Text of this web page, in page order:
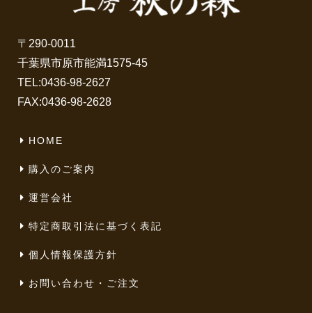
〒290-0011
千葉県市原市能満1575-45
TEL:0436-98-2627
FAX:0436-98-2628
HOME
購入のご案内
運営会社
特定商取引法に基づく表記
個人情報保護方針
お問い合わせ・ご注文